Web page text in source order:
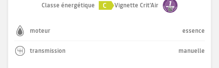
Classe énergétique
C Vignette Crit'Air
moteur essence
transmission manuelle